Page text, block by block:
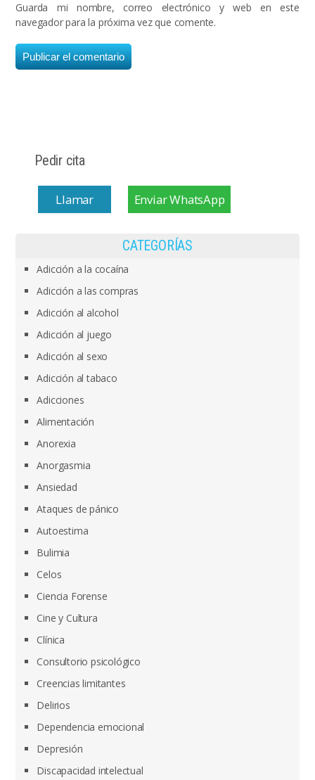
Guarda mi nombre, correo electrónico y web en este
navegador para la próxima vez que comente.
Pedir cita
Llamar Enviar WhatsApp
CATEGORÍAS
Adicción a la cocaína
Adicción a las compras
Adicción al alcohol
Adicción al juego
Adicción al sexo
Adicción al tabaco
Adicciones
Alimentación
Anorexia
Anorgasmia
Ansiedad
Ataques de pánico
Autoestima
Bulimia
Celos
Ciencia Forense
Cine y Cultura
Clínica
Consultorio psicológico
Creencias limitantes
Delirios
Dependencia emocional
Depresión
Discapacidad intelectual